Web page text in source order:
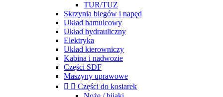
TUR/TUZ
Skrzynia biegów i napęd
Układ hamulcowy
Układ hydrauliczny
Elektryka
Układ kierowniczy
Kabina i nadwozie
Części SDF
Maszyny uprawowe
  Części do kosiarek